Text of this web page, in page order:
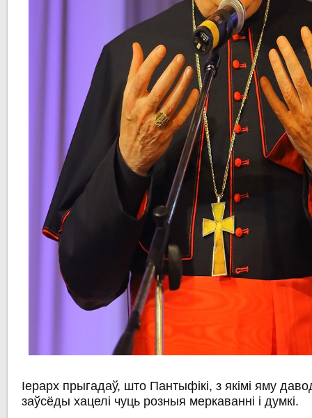
Іерарх прыгадаў, што Пантыфікі, з якімі яму
заўсёды хацелі чуць розныя меркаванні і думкі.